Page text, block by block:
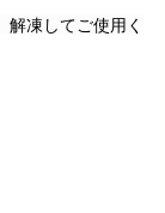
解凍してご使用く